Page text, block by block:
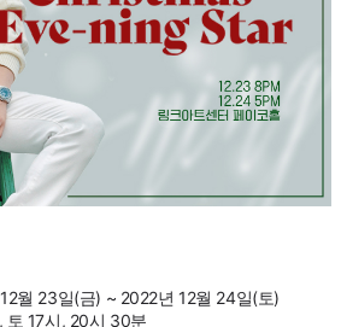
월 23일(금) ~ 2022년 12월 24일(토)
토 17시, 20시 30분